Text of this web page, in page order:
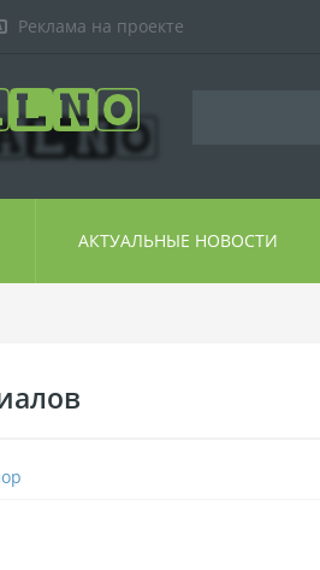
Реклама на проекте
АКТУАЛЬНЫЕ НОВОСТИ